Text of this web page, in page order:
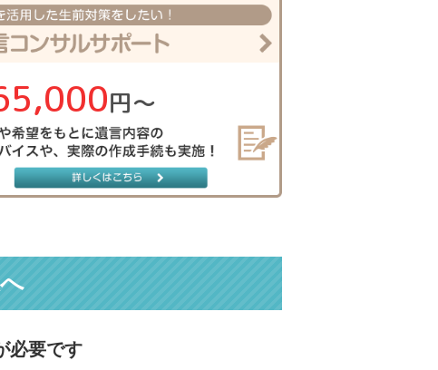
円〜
必要です